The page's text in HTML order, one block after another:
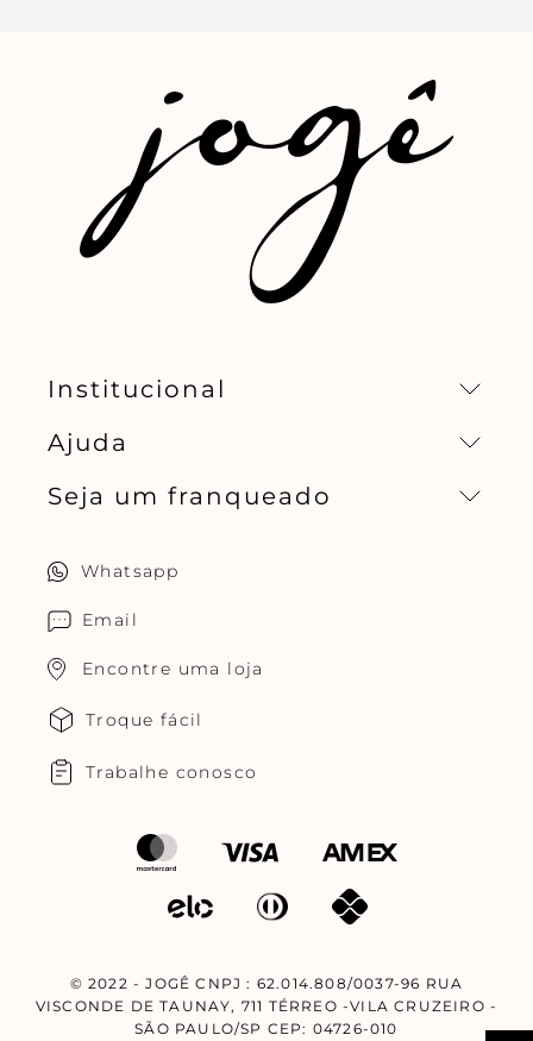
Institucional
Missão, visão e valores
Ajuda
Central de relacionamento
Seja um franqueado
Whatsapp
Email
Encontre uma loja
Troque fácil
Trabalhe conosco
© 2022 - JOGÊ CNPJ : 62.014.808/0037-96 RUA
VISCONDE DE TAUNAY, 711 TÉRREO -VILA CRUZEIRO -
SÃO PAULO/SP CEP: 04726-010